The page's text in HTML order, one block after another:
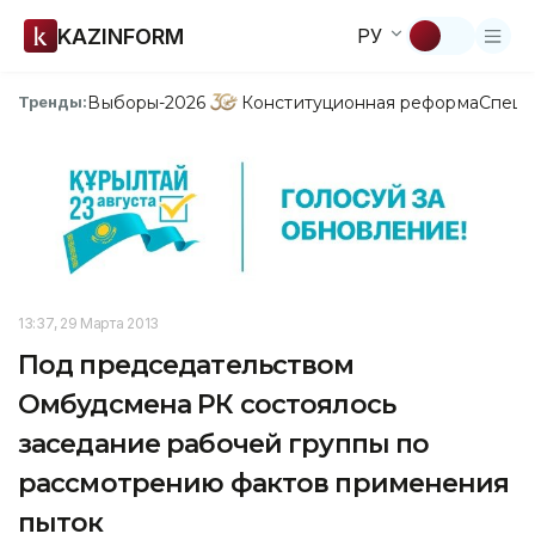
KAZINFORM РУ
Тренды:Выборы-2026 Конституционная реформа
13:37, 29 Марта 2013
Под председательством
Омбудсмена РК состоялось
заседание рабочей группы по
рассмотрению фактов применения
пыток